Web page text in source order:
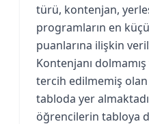
türü, kontenjan,
programların en
puanlarına ilişkin
Kontenjanı
tercih edilmemiş
tabloda yer
öğrencilerin tabloya